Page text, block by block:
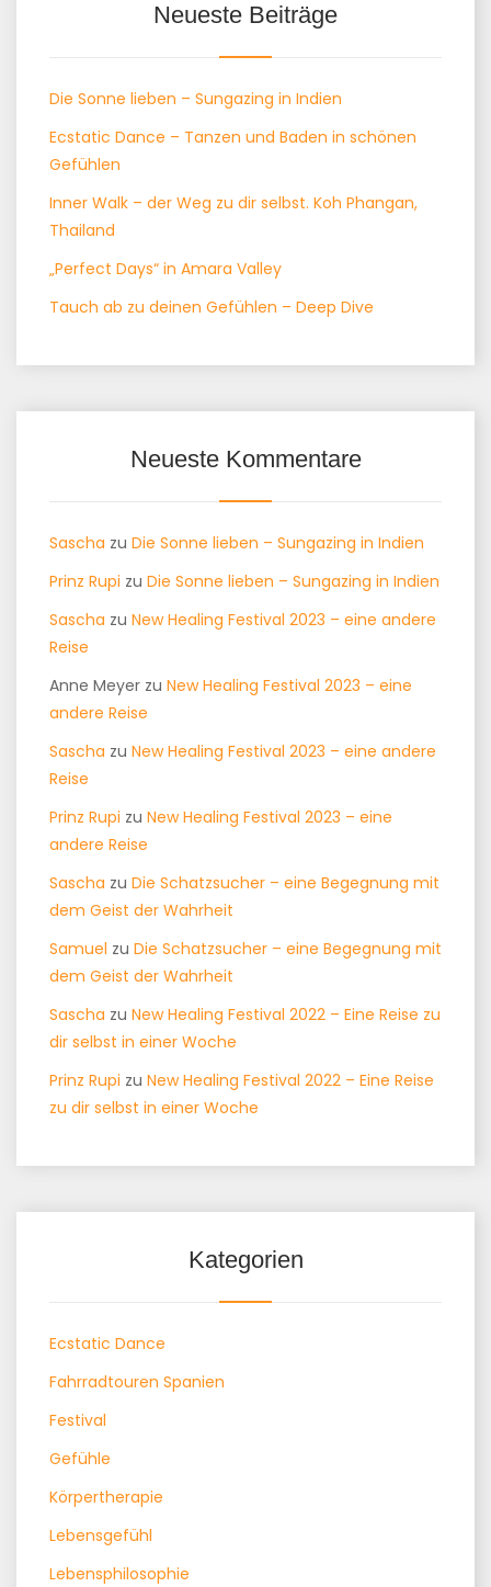
Neueste Beiträge
Die Sonne lieben – Sungazing in Indien
Ecstatic Dance – Tanzen und Baden in schönen
Gefühlen
Inner Walk – der Weg zu dir selbst. Koh Phangan,
Thailand
„Perfect Days“ in Amara Valley
Tauch ab zu deinen Gefühlen – Deep Dive
Neueste Kommentare
Sascha zu Die Sonne lieben – Sungazing in Indien
Prinz Rupi zu Die Sonne lieben – Sungazing in Indien
Sascha zu New Healing Festival 2023 – eine andere
Reise
Anne Meyer zu New Healing Festival 2023 – eine
andere Reise
Sascha zu New Healing Festival 2023 – eine andere
Reise
Prinz Rupi zu New Healing Festival 2023 – eine
andere Reise
Sascha zu Die Schatzsucher – eine Begegnung mit
dem Geist der Wahrheit
Samuel zu Die Schatzsucher – eine Begegnung mit
dem Geist der Wahrheit
Sascha zu New Healing Festival 2022 – Eine Reise zu
dir selbst in einer Woche
Prinz Rupi zu New Healing Festival 2022 – Eine Reise
zu dir selbst in einer Woche
Kategorien
Ecstatic Dance
Fahrradtouren Spanien
Festival
Gefühle
Körpertherapie
Lebensgefühl
Lebensphilosophie